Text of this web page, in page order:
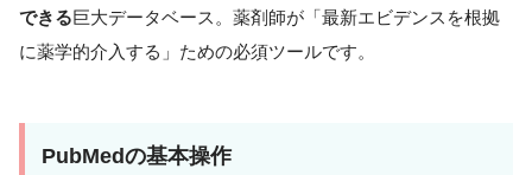
できる巨大データベース。薬剤師が「最新エビデンスを根拠
に薬学的介入する」ための必須ツールです。
PubMedの基本操作